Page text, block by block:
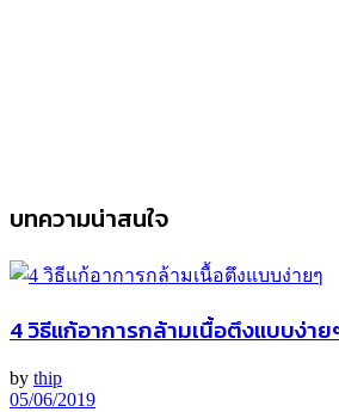
บทความน่าสนใจ
4 วิธีแก้อาการกล้ามเนื้อตึงแบบง่าย
by thip
05/06/2019